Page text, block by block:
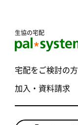
生協の宅配
宅配をご検討の方
加入・資料請求